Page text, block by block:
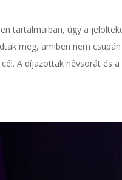
tartalmaiban, úgy a
meg, amiben nem
A díjazottak névsorát és